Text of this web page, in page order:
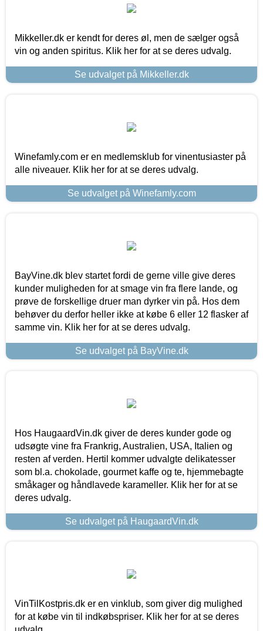
Mikkeller.dk er kendt for deres øl, men de sælger også
vin og anden spiritus. Klik her for at se deres udvalg.
Se udvalget på Mikkeller.dk
Winefamly.com er en medlemsklub for vinentusiaster på
alle niveauer. Klik her for at se deres udvalg.
Se udvalget på Winefamly.com
BayVine.dk blev startet fordi de gerne ville give deres
kunder muligheden for at smage vin fra flere lande, og
prøve de forskellige druer man dyrker vin på. Hos dem
behøver du derfor heller ikke at købe 6 eller 12 flasker af
samme vin. Klik her for at se deres udvalg.
Se udvalget på BayVine.dk
Hos HaugaardVin.dk giver de deres kunder gode og
udsøgte vine fra Frankrig, Australien, USA, Italien og
resten af verden. Hertil kommer udvalgte delikatesser
som bl.a. chokolade, gourmet kaffe og te, hjemmebagte
småkager og håndlavede karameller. Klik her for at se
deres udvalg.
Se udvalget på HaugaardVin.dk
VinTilKostpris.dk er en vinklub, som giver dig mulighed
for at købe vin til indkøbspriser. Klik her for at se deres